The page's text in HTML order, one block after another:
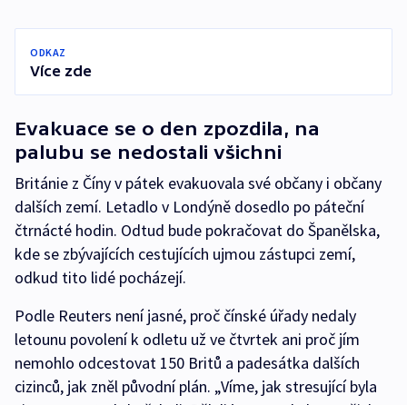
ODKAZ
Více zde
Evakuace se o den zpozdila, na
palubu se nedostali všichni
Británie z Číny v pátek evakuovala své občany i občany
dalších zemí. Letadlo v Londýně dosedlo po páteční
čtrnácté hodin. Odtud bude pokračovat do Španělska,
kde se zbývajících cestujících ujmou zástupci zemí,
odkud tito lidé pocházejí.
Podle Reuters není jasné, proč čínské úřady nedaly
letounu povolení k odletu už ve čtvrtek ani proč jím
nemohlo odcestovat 150 Britů a padesátka dalších
cizinců, jak zněl původní plán. „Víme, jak stresující byla